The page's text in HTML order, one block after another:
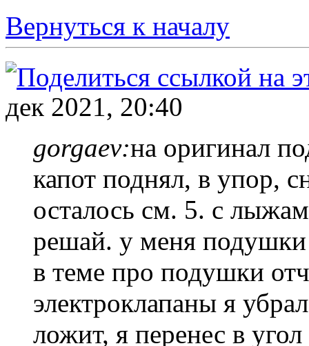
Вернуться к началу
дек 2021, 20:40
gorgaev:на оригинал
капот поднял, в упор,
осталось см. 5. с
решай. у меня подушки
в теме про подушки
электроклапаны я
ложит, я перенес в